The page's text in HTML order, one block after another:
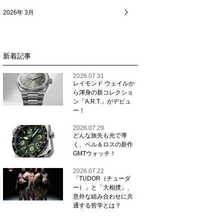
2026年 3月
新着記事
2026.07.31
レイモンド ウェイルか
ら渾身の新コレクショ
ン「A.R.T.」がデビュ
ー！
2026.07.29
どんな旅先も光で導
く、ベル＆ロスの新作
GMTウォッチ！
2026.07.22
「TUDOR（チューダ
ー）」と「大相撲」、
意外な組み合わせに共
通する哲学とは？